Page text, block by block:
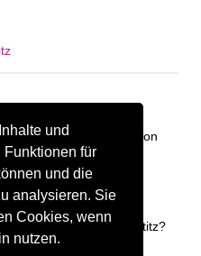
und
für
und die
analysieren. Sie
Cookies, wenn
nutzen.
Firmen im Umkreis von
Greiz
Gay Treffpunkt in Groptitz?